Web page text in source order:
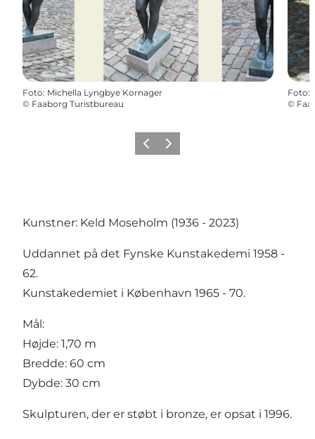
Foto: Michella Lyngbye Kornager
© Faaborg Turistbureau
Foto:
©
ForrigeNæste
Kunstner: Keld Moseholm (1936 - 2023)
Uddannet på det Fynske Kunstakedemi 1958 -
62.
Kunstakedemiet i København 1965 - 70.
Mål:
Højde: 1,70 m
Bredde: 60 cm
Dybde: 30 cm
Skulpturen, der er støbt i bronze, er opsat i 1996.